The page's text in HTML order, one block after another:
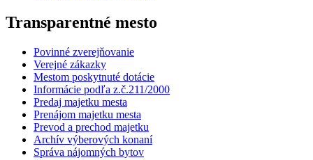
Transparentné mesto
Povinné zverejňovanie
Verejné zákazky
Mestom poskytnuté dotácie
Informácie podľa z.č.211/2000
Predaj majetku mesta
Prenájom majetku mesta
Prevod a prechod majetku
Archív výberových konaní
Správa nájomných bytov